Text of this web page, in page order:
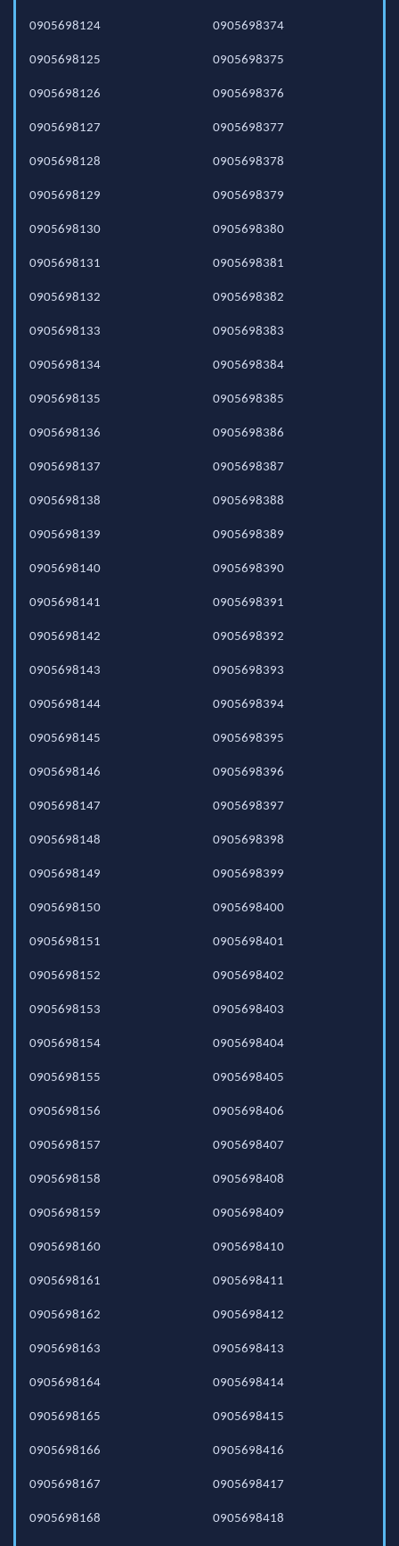
0905698124
0905698125
0905698126
0905698127
0905698128
0905698129
0905698130
0905698131
0905698132
0905698133
0905698134
0905698135
0905698136
0905698137
0905698138
0905698139
0905698140
0905698141
0905698142
0905698143
0905698144
0905698145
0905698146
0905698147
0905698148
0905698149
0905698150
0905698151
0905698152
0905698153
0905698154
0905698155
0905698156
0905698157
0905698158
0905698159
0905698160
0905698161
0905698162
0905698163
0905698164
0905698165
0905698166
0905698167
0905698168
0905698374
0905698375
0905698376
0905698377
0905698378
0905698379
0905698380
0905698381
0905698382
0905698383
0905698384
0905698385
0905698386
0905698387
0905698388
0905698389
0905698390
0905698391
0905698392
0905698393
0905698394
0905698395
0905698396
0905698397
0905698398
0905698399
0905698400
0905698401
0905698402
0905698403
0905698404
0905698405
0905698406
0905698407
0905698408
0905698409
0905698410
0905698411
0905698412
0905698413
0905698414
0905698415
0905698416
0905698417
0905698418